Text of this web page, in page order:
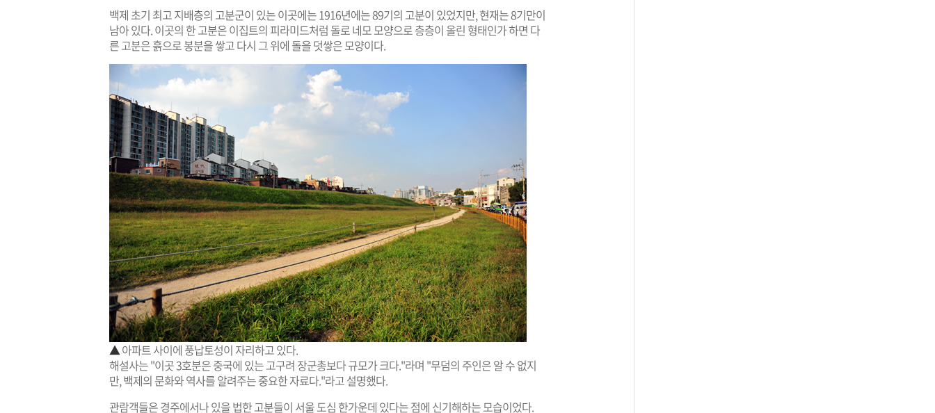
백제 초기 최고 지배층의 고분군이 있는 이곳에는 1916년에는 89기의 고분이 있었지만, 현재는 8기만이
남아 있다. 이곳의 한 고분은 이집트의 피라미드처럼 돌로 네모 모양으로 층층이 올린 형태인가 하면 다
른 고분은 흙으로 봉분을 쌓고 다시 그 위에 돌을 덧쌓은 모양이다.
▲아파트 사이에 풍납토성이 자리하고 있다.
해설사는 "이곳 3호분은 중국에 있는 고구려 장군총보다 규모가 크다."라며 "무덤의 주인은 알 수 없지
만, 백제의 문화와 역사를 알려주는 중요한 자료다."라고 설명했다.
관람객들은 경주에서나 있을 법한 고분들이 서울 도심 한가운데 있다는 점에 신기해하는 모습이었다.